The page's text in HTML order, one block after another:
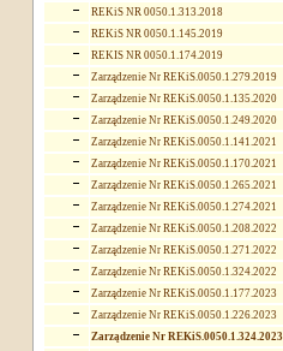
REKiS NR 0050.1.313.2018
REKiS NR 0050.1.145.2019
REKIS NR 0050.1.174.2019
Zarządzenie Nr REKiS.0050.1.279.2019
Zarządzenie Nr REKiS.0050.1.135.2020
Zarządzenie Nr REKiS.0050.1.249.2020
Zarządzenie Nr REKiS.0050.1.141.2021
Zarządzenie Nr REKiS.0050.1.170.2021
Zarządzenie Nr REKiS.0050.1.265.2021
Zarządzenie Nr REKiS.0050.1.274.2021
Zarządzenie Nr REKiS.0050.1.208.2022
Zarządzenie Nr REKiS.0050.1.271.2022
Zarządzenie Nr REKiS.0050.1.324.2022
Zarządzenie Nr REKiS.0050.1.177.2023
Zarządzenie Nr REKiS.0050.1.226.2023
Zarządzenie Nr REKiS.0050.1.324.2023